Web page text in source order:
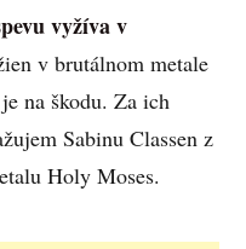
vyžíva v
v brutálnom metale
na škodu. Za ich
Sabinu Classen z
Holy Moses.